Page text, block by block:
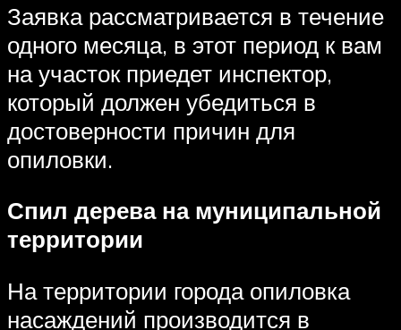
Заявка рассматривается в течение
одного месяца, в этот период к вам
на участок приедет инспектор,
который должен убедиться в
достоверности причин для
опиловки.
Спил дерева на муниципальной
территории
На территории города опиловка
насаждений производится в